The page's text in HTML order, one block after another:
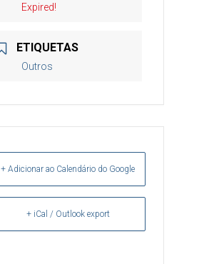
Expired!
ETIQUETAS
Outros
+ Adicionar ao Calendário do Google
+ iCal / Outlook export